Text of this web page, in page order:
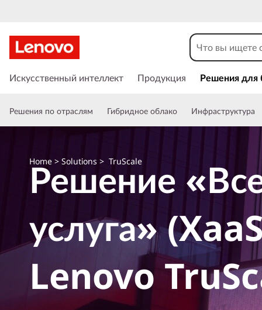
e
n
o
v
е
й
т
о
Искусственный интеллект Продукция Решения для
Решения по отраслям Гибридное облако Инфраструктура
Home > Solutions > TruScale
Решение
услуга»
Lenovo